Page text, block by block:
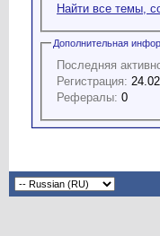
Найти все темы,
Дополнительная
Последняя
Регистрация:
Рефералы: 0